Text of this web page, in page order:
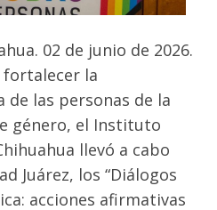
02 de junio de 2026.
la
las personas de la
género, el Instituto
llevó a cabo
Juárez, los “Diálogos
acciones afirmativas